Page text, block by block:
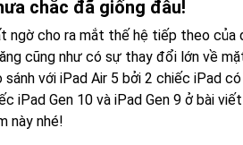
chắc đã giống đâu!
cho ra mắt thế hệ tiếp theo của
cũng như có sự thay đổi lớn về
với iPad Air 5 bởi 2 chiếc iPad
iPad Gen 10 và iPad Gen 9 ở bài
này nhé!